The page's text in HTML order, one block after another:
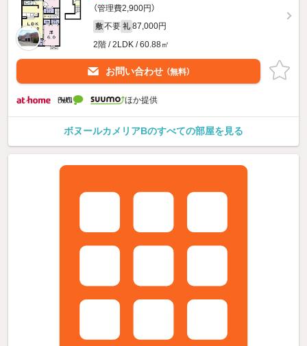
（管理費2,900円）
敷 不要 礼 87,000円
2階 / 2LDK / 60.88㎡
お問い合わせ （無料）
ほか提供
ボヌールカメリアBのすべての部屋を見る